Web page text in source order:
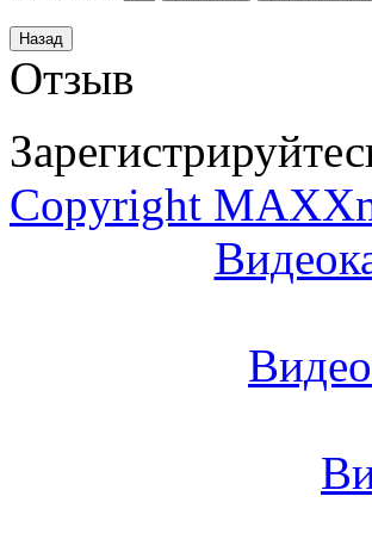
Отзыв
Copyright